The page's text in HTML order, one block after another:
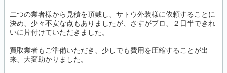
二つの業者様から見積を頂戴し、サトウ外装様に依頼することに
決め、少々不安な点もありましたが、さすがプロ、２日半できれ
いに片付けていただきました。
買取業者もご準備いただき、少しでも費用を圧縮することが出
来、大変助かりました。